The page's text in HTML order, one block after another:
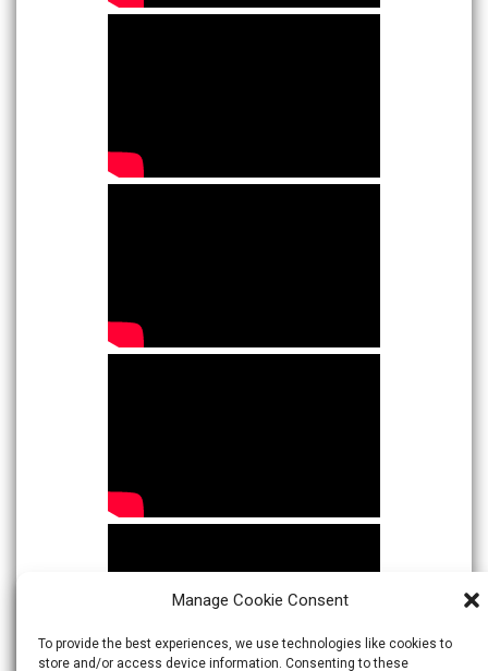
Manage Cookie Consent
To provide the best experiences, we use technologies like cookies to
store and/or access device information. Consenting to these